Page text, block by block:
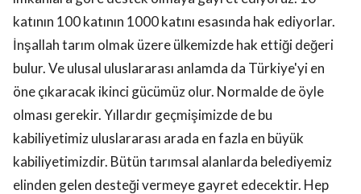
katının 100 katının 1000 katını esasında hak ediyorlar.
İnşallah tarım olmak üzere ülkemizde hak ettiği değeri
bulur. Ve ulusal uluslararası anlamda da Türkiye'yi en
öne çıkaracak ikinci gücümüz olur. Normalde de öyle
olması gerekir. Yıllardır geçmişimizde de bu
kabiliyetimiz uluslararası arada en fazla en büyük
kabiliyetimizdir. Bütün tarımsal alanlarda belediyemiz
elinden gelen desteği vermeye gayret edecektir. Hep